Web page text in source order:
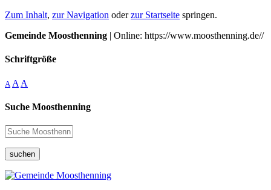
Zum Inhalt, zur Navigation oderzur Startseite springen.
Gemeinde Moosthenning | Online: https://www.moosthenning.de//
Schriftgröße
A A A
Suche Moosthenning
suchen